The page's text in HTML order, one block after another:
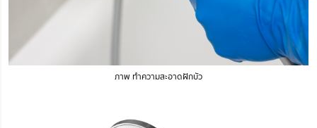
ภาพ ทำความสะอาดฝักบัว